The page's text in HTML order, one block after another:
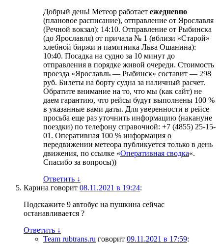
Добрый день! Метеор работает ежедневно
(плановое расписание), отправление от Ярославля
(Речной вокзал): 14:10. Отправление от Рыбинска
(до Ярославля) от причала № 1 (вблизи «Старой»
хлебной биржи и памятника Льва Ошанина):
10:40. Посадка на судно за 10 минут до
отправления в порядке живой очереди. Стоимость
проезда «Ярославль — Рыбинск» составит — 298
руб. Билеты на борту судна за наличный расчет.
Обратите внимание на то, что мы (как сайт) не
даем гарантию, что рейсы будут выполнены 100 %
в указанные вами даты. Для уверенности в рейсе
просьба еще раз уточнить информацию (накануне
поездки) по телефону справочной: +7 (4855) 25-15-
01. Оперативная 100 % информация о
передвижении метеора публикуется только в день
движения, по ссылке «Оперативная сводка«.
Спасибо за вопросы))
Ответить ↓
Карина говорит 08.11.2021 в 19:24:
Подскажите 9 автобус на пушкина сейчас
останавливается ?
Ответить ↓
Team rubtrans.ru говорит 09.11.2021 в 17:59: